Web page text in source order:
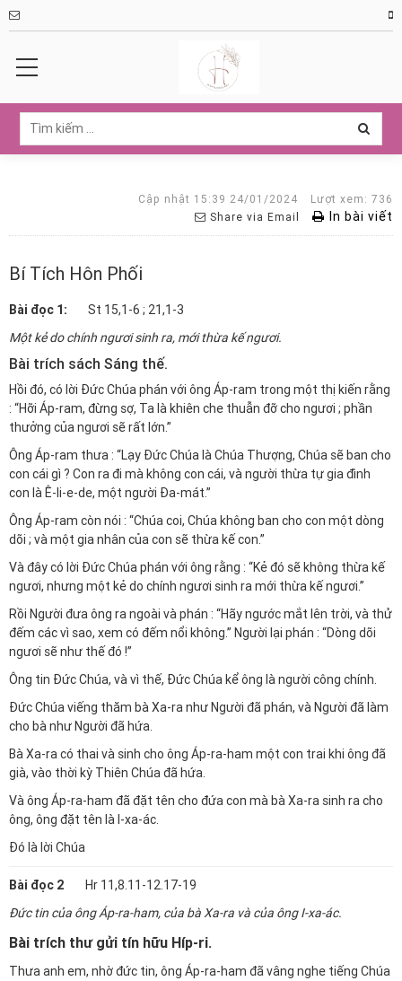
Cập nhật 15:39 24/01/2024
Lượt xem: 736
Share via Email
In bài viết
Bí Tích Hôn Phối
Bài đọc 1:
St 15,1-6 ; 21,1-3
Một kẻ do chính ngươi sinh ra, mới thừa kế ngươi.
Bài trích sách Sáng thế.
Hồi đó, có lời Đức Chúa phán với ông Áp-ram trong một thị kiến rằng
: “Hỡi Áp-ram, đừng sợ, Ta là khiên che thuẫn đỡ cho ngươi ; phần
thưởng của ngươi sẽ rất lớn.”
Ông Áp-ram thưa : “Lạy Đức Chúa là Chúa Thượng, Chúa sẽ ban cho
con cái gì ? Con ra đi mà không con cái, và người thừa tự gia đình
con là Ê-li-e-de, một người Đa-mát.”
Ông Áp-ram còn nói : “Chúa coi, Chúa không ban cho con một dòng
dõi ; và một gia nhân của con sẽ thừa kế con.”
Và đây có lời Đức Chúa phán với ông rằng : “Kẻ đó sẽ không thừa kế
ngươi, nhưng một kẻ do chính ngươi sinh ra mới thừa kế ngươi.”
Rồi Người đưa ông ra ngoài và phán : “Hãy ngước mắt lên trời, và thử
đếm các vì sao, xem có đếm nổi không.” Người lại phán : “Dòng dõi
ngươi sẽ như thế đó !”
Ông tin Đức Chúa, và vì thế, Đức Chúa kể ông là người công chính.
Đức Chúa viếng thăm bà Xa-ra như Người đã phán, và Người đã làm
cho bà như Người đã hứa.
Bà Xa-ra có thai và sinh cho ông Áp-ra-ham một con trai khi ông đã
già, vào thời kỳ Thiên Chúa đã hứa.
Và ông Áp-ra-ham đã đặt tên cho đứa con mà bà Xa-ra sinh ra cho
ông, ông đặt tên là I-xa-ác.
Đó là lời Chúa
Bài đọc 2
Hr 11,8.11-12.17-19
Đức tin của ông Áp-ra-ham, của bà Xa-ra và của ông I-xa-ác.
Bài trích thư gửi tín hữu Híp-ri.
Thưa anh em, nhờ đức tin, ông Áp-ra-ham đã vâng nghe tiếng Chúa